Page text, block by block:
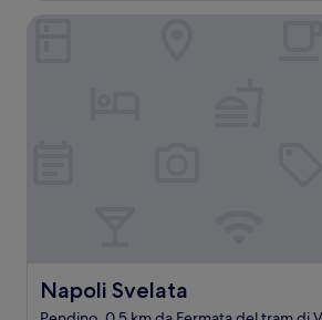
Napoli Svelata
Napoli Svelata